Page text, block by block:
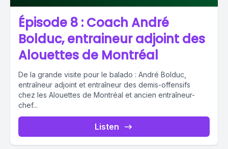
Épisode 8 : Coach André
Bolduc, entraineur adjoint des
Alouettes de Montréal
De la grande visite pour le balado : André Bolduc,
entraîneur adjoint et entraîneur des demis-offensifs
chez les Alouettes de Montréal et ancien entraîneur-
chef...
Listen